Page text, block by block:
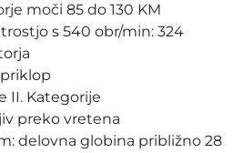
moči 85 do 130 KM
s 540 obr/min: 324
II. Kategorije
preko vretena
delovna globina približno 28